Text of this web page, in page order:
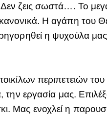
ζεις σωστά…. Το
Η αγάπη του
η ψυχούλα
περιπετειών
εργασία μας.
Μας ενοχλεί η